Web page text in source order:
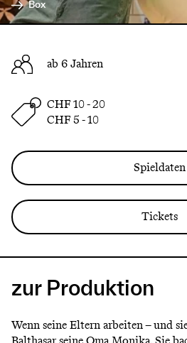
Box
ab 6 Jahren
CHF 10 - 20
CHF 5 - 10
Spieldaten
Tickets
zur Produktion
Wenn seine Eltern arbeiten – und